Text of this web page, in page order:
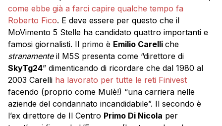
come ebbe già a farci capire qualche tempo fa
Roberto Fico. E deve essere per questo che il
MoVimento 5 Stelle ha candidato quattro importanti e
famosi giornalisti. Il primo è Emilio Carelli che
stranamente il M5S presenta come “direttore di
SkyTg24” dimenticando di ricordare che dal 1980 al
2003 Carelli ha lavorato per tutte le reti Finivest
facendo (proprio come Mulè!) “una carriera nelle
aziende del condannato incandidabile”. Il secondo è
l’ex direttore de Il Centro Primo Di Nicola per